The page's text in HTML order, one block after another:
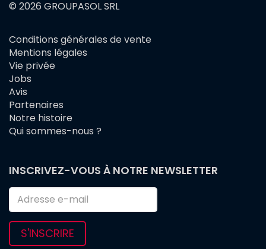
© 2026 GROUPASOL SRL
FOOTER
MENU
Conditions générales de vente
Mentions légales
Vie privée
Jobs
Avis
Partenaires
Notre histoire
Qui sommes-nous ?
INSCRIVEZ-VOUS À NOTRE NEWSLETTER
S'INSCRIRE